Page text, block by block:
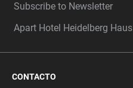
Subscribe to Newsletter
Apart Hotel Heidelberg Haus
CONTACTO